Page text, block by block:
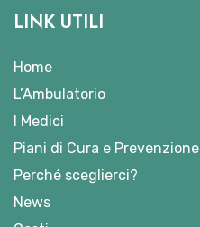
LINK UTILI
Home
L’Ambulatorio
I Medici
Piani di Cura e Prevenzione
Perché sceglierci?
News